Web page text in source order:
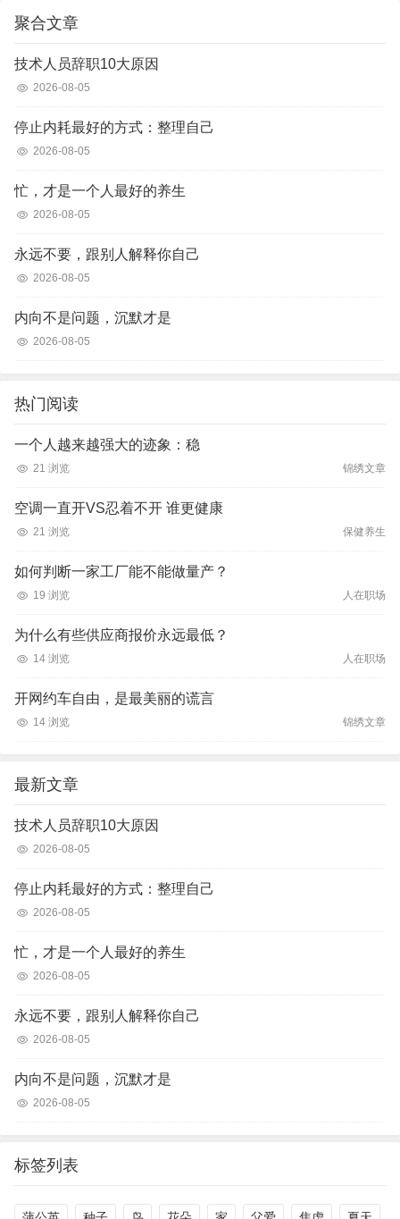
聚合文章
技术人员辞职10大原因
2026-08-05
停止内耗最好的方式：整理自己
2026-08-05
忙，才是一个人最好的养生
2026-08-05
永远不要，跟别人解释你自己
2026-08-05
内向不是问题，沉默才是
2026-08-05
热门阅读
一个人越来越强大的迹象：稳
21 浏览 锦绣文章
空调一直开VS忍着不开 谁更健康
21 浏览 保健养生
如何判断一家工厂能不能做量产？
19 浏览 人在职场
为什么有些供应商报价永远最低？
14 浏览 人在职场
开网约车自由，是最美丽的谎言
14 浏览 锦绣文章
最新文章
技术人员辞职10大原因
2026-08-05
停止内耗最好的方式：整理自己
2026-08-05
忙，才是一个人最好的养生
2026-08-05
永远不要，跟别人解释你自己
2026-08-05
内向不是问题，沉默才是
2026-08-05
标签列表